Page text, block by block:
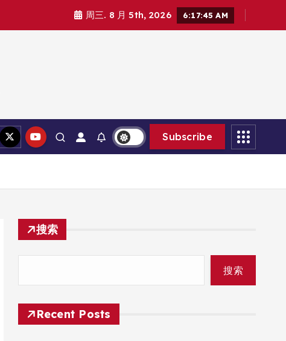
周三. 8 月 5th, 2026 6:17:45 AM
Subscribe
搜索
搜索
Recent Posts